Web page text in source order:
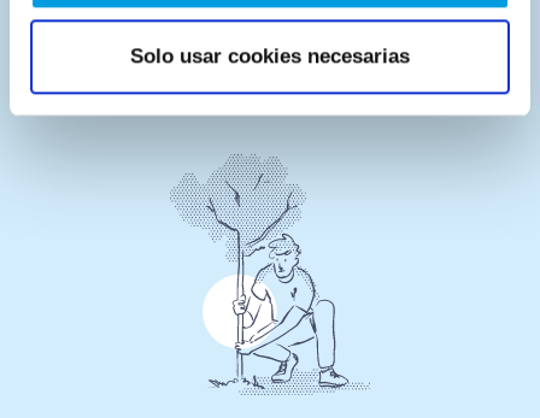
Solo usar cookies necesarias
resultados se ven. Nuestra calidad
está avalada por el Certificado ISO